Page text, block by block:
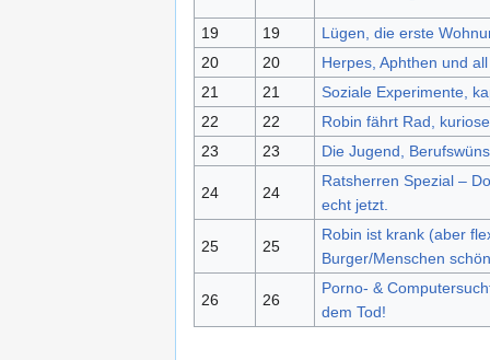
19 19
Lügen, die erste
20
20
Herpes, Aphthen und
21
21
Soziale Experimente,
22
22
Robin fährt Rad,
23
23 Die Jugend,
24 24
Ratsherren Spezial –
echt jetzt.
25 25
Robin ist krank (aber
Burger/Menschen
26 26
Porno- &
dem Tod!